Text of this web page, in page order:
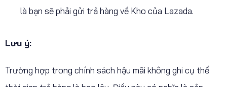
là bạn sẽ phải gửi trả hàng về Kho của Lazada.
Lưu ý:
Trường hợp trong chính sách hậu mãi không ghi cụ thể